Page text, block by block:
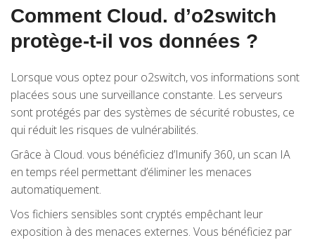
Comment Cloud. d’o2switch
protège-t-il vos données ?
Lorsque vous optez pour o2switch, vos informations sont
placées sous une surveillance constante. Les serveurs
sont protégés par des systèmes de sécurité robustes, ce
qui réduit les risques de vulnérabilités.
Grâce à Cloud. vous bénéficiez d’Imunify 360, un scan IA
en temps réel permettant d’éliminer les menaces
automatiquement.
Vos fichiers sensibles sont cryptés empêchant leur
exposition à des menaces externes. Vous bénéficiez par